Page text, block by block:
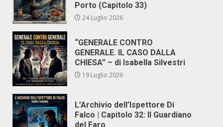
Porto (Capitolo 33)
24 Luglio 2026
“GENERALE CONTRO
GENERALE. IL CASO DALLA
CHIESA” – di Isabella Silvestri
19 Luglio 2026
L’Archivio dell’Ispettore Di
Falco | Capitolo 32: Il Guardiano
del Faro